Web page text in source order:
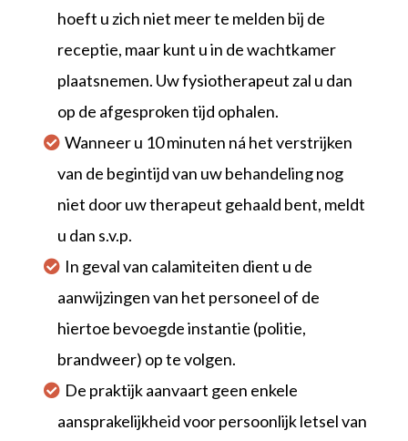
hoeft u zich niet meer te melden bij de
receptie, maar kunt u in de wachtkamer
plaatsnemen. Uw fysiotherapeut zal u dan
op de afgesproken tijd ophalen.
Wanneer u 10 minuten ná het verstrijken
van de begintijd van uw behandeling nog
niet door uw therapeut gehaald bent, meldt
u dan s.v.p.
In geval van calamiteiten dient u de
aanwijzingen van het personeel of de
hiertoe bevoegde instantie (politie,
brandweer) op te volgen.
De praktijk aanvaart geen enkele
aansprakelijkheid voor persoonlijk letsel van